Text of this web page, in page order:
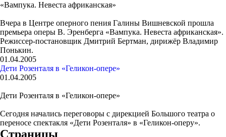
«Вампука. Невеста африканская»
Вчера в Центре оперного пения Галины Вишневской прошла
премьера оперы В. Эренберга «Вампука. Невеста африканская».
Режиссер-постановщик Дмитрий Бертман, дирижёр Владимир
Понькин.
01.04.2005
Дети Розенталя в «Геликон-опере»
01.04.2005
Дети Розенталя в «Геликон-опере»
Сегодня начались переговоры с дирекцией Большого театра о
переносе спектакля «Дети Розенталя» в «Геликон-оперу».
Страницы